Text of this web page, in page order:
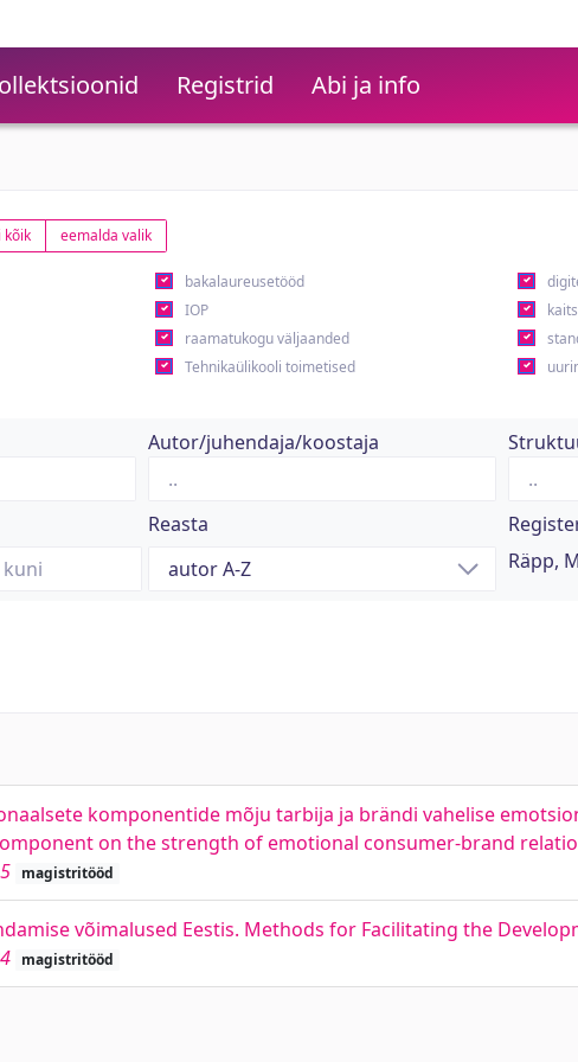
Registrid Abi ja info
kõik eemalda valik
bakalaureusetööd
IOP
raamatukogu väljaanded
Tehnikaülikooli toimetised
Autor/juhendaja/koostaja
Reasta
Räpp,
komponentide mõju tarbija ja brändi vahelise
on the strength of emotional consumer-brand
magistritööd
võimalused Eestis. Methods for Facilitating the
magistritööd